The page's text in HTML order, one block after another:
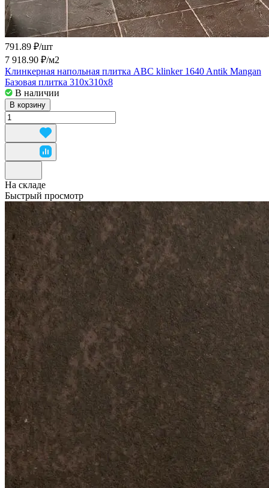
791.89 ₽/шт
7 918.90 ₽/м2
Клинкерная напольная плитка ABC klinker 1640 Antik Mangan
Базовая плитка 310х310x8
В наличии
В корзину
На складе
Быстрый просмотр